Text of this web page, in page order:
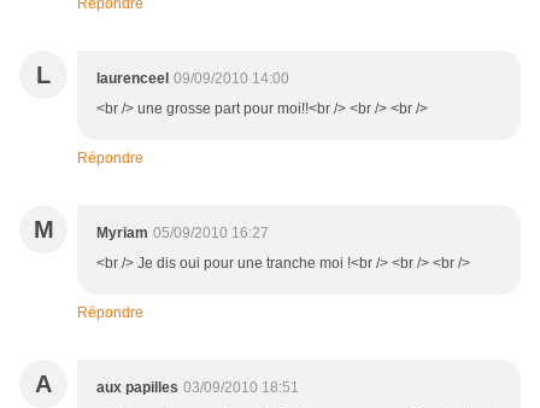
Répondre
L laurenceel 09/09/2010 14:00
<br /> une grosse part pour moi!!<br /> <br /> <br />
Répondre
M Myriam 05/09/2010 16:27
<br /> Je dis oui pour une tranche moi !<br /> <br /> <br />
Répondre
A aux papilles 03/09/2010 18:51